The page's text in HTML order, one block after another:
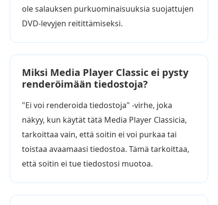
ole salauksen purkuominaisuuksia suojattujen
DVD-levyjen reitittämiseksi.
Miksi Media Player Classic ei pysty
renderöimään tiedostoja?
"Ei voi renderoida tiedostoja" -virhe, joka
näkyy, kun käytät tätä Media Player Classicia,
tarkoittaa vain, että soitin ei voi purkaa tai
toistaa avaamaasi tiedostoa. Tämä tarkoittaa,
että soitin ei tue tiedostosi muotoa.